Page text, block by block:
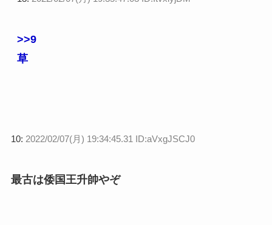
>>9
草
10: 2022/02/07(月) 19:34:45.31 ID:aVxgJSCJ0
最古は倭国王升帥やぞ